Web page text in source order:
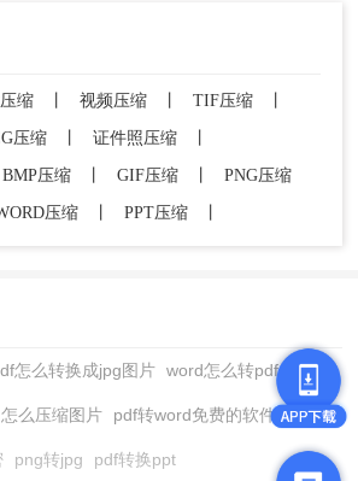
缩 视频压缩 TIF压缩
压缩 证件照压缩
BMP压缩 GIF压缩
PNG压缩
压缩 PPT压缩
怎么转换成jpg图片 word怎么转pdf
怎么压缩图片 pdf转word免费的软件
png转jpg pdf转换ppt